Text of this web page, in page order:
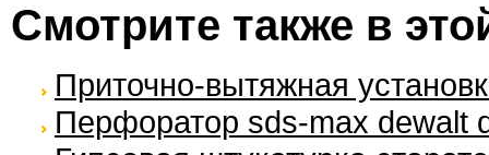
Смотрите также в
Приточно-вытяжная
Перфоратор sds-max dewalt